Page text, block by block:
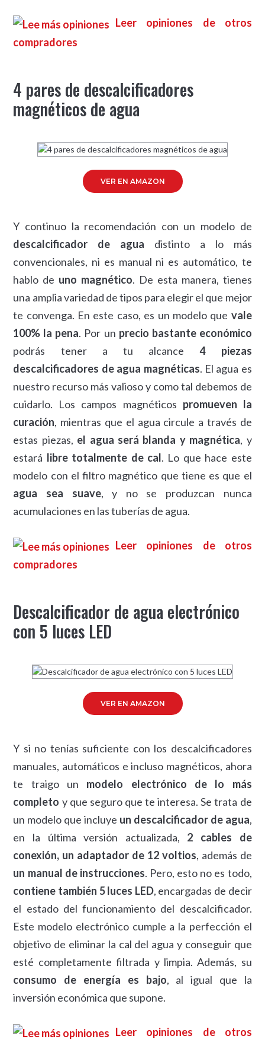
Leer opiniones de otros
compradores
4 pares de descalcificadores
magnéticos de agua
VER EN AMAZON
Y continuo la recomendación con un modelo de
descalcificador de agua distinto a lo más
convencionales, ni es manual ni es automático, te
hablo de uno magnético. De esta manera, tienes
una amplia variedad de tipos para elegir el que mejor
te convenga. En este caso, es un modelo que vale
100% la pena. Por un precio bastante económico
podrás tener a tu alcance4 piezas
descalcificadores de agua magnéticas. El agua es
nuestro recurso más valioso y como tal debemos de
cuidarlo. Los campos magnéticos promueven la
curación, mientras que el agua circule a través de
estas piezas, el agua será blanda y magnética, y
estará libre totalmente de cal. Lo que hace este
modelo con el filtro magnético que tiene es que el
agua sea suave, y no se produzcan nunca
acumulaciones en las tuberías de agua.
Leer opiniones de otros
compradores
Descalcificador de agua electrónico
con 5 luces LED
VER EN AMAZON
Y si no tenías suficiente con los descalcificadores
manuales, automáticos e incluso magnéticos, ahora
te traigo un modelo electrónico de lo más
completo y que seguro que te interesa. Se trata de
un modelo que incluye un descalcificador de agua,
en la última versión actualizada, 2 cables de
conexión, un adaptador de 12 voltios, además de
un manual de instrucciones. Pero, esto no es todo,
contiene también 5 luces LED, encargadas de decir
el estado del funcionamiento del descalcificador.
Este modelo electrónico cumple a la perfección el
objetivo de eliminar la cal del agua y conseguir que
esté completamente filtrada y limpia. Además, su
consumo de energía es bajo, al igual que la
inversión económica que supone.
Leer opiniones de otros